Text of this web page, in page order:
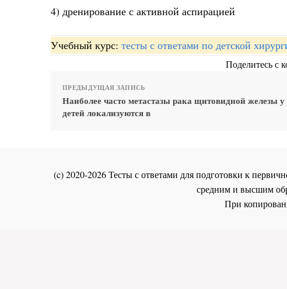
4) дренирование с активной аспирацией
Учебный курс: тесты с ответами по детской
Поделитесь с
ПРЕДЫДУЩАЯ ЗАПИСЬ
Наиболее часто метастазы рака щитовидной железы у
детей локализуются в
(c) 2020-2026 Тесты с ответами для подготовки к
средним и высшим
При